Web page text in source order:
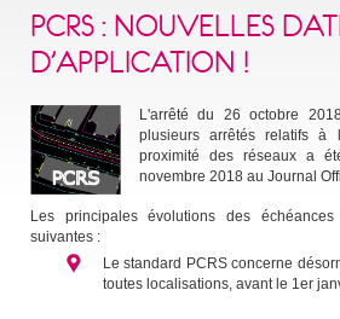
PCRS : NOUVELLES
D’APPLICATION !
L'arrêté du 26 octobre
plusieurs arrêtés relatifs à
proximité des réseaux a
novembre 2018 au Journal
Les principales évolutions des
suivantes :
Le standard PCRS concerne
toutes localisations, avant le 1er